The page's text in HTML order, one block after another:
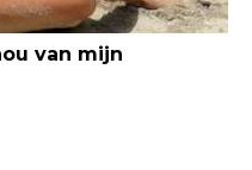
van mijn